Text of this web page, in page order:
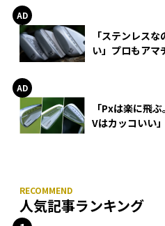
「ステンレス
い」プロもアマ
「Pxは楽に飛
Vはカッコいい
人気記事ランキング